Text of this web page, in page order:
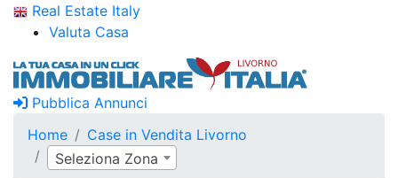
Real Estate Italy
Valuta Casa
Pubblica Annunci
Home
Case in Vendita Livorno
Seleziona Zona